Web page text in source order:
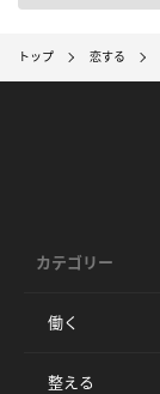
トップ 恋する
カテゴリー
働く
整える